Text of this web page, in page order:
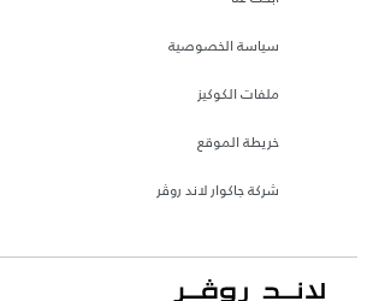
سياسة الخصوصية
ملفات الكوكيز
خريطة الموقع
شركة جاكوار لاند روڤر